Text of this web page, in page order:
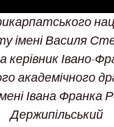
імені Василя
Івано-
академічного
Івана Франка
Держипільський